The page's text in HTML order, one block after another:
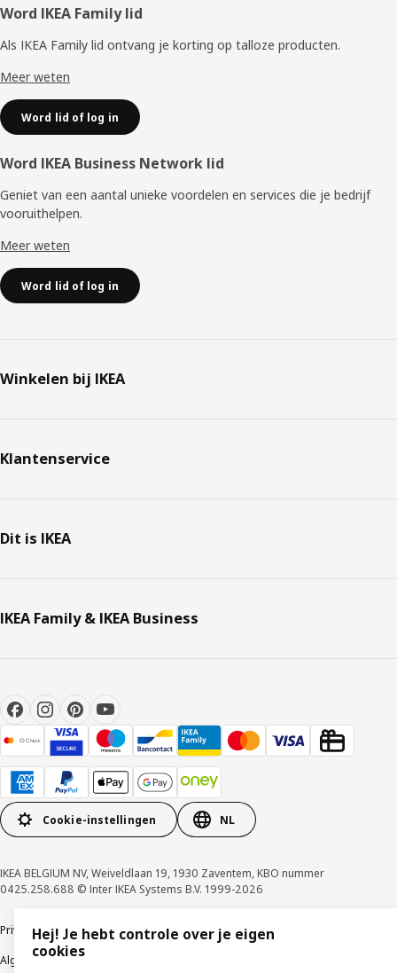
Voettekst
Word IKEA Family lid
Als IKEA Family lid ontvang je korting op talloze producten.
Meer weten
Word lid of log in
Word IKEA Business Network lid
Geniet van een aantal unieke voordelen en services die je bedrijf
vooruithelpen. ​
Meer weten
Word lid of log in
Winkelen bij IKEA
Klantenservice
Dit is IKEA
IKEA Family & IKEA Business
Cookie-instellingen NL
IKEA BELGIUM NV, Weiveldlaan 19, 1930 Zaventem, KBO nummer
0425.258.688 © Inter IKEA Systems B.V. 1999-2026
PrivacybeleidCookiebeleidGebruiksvoorwaarden
Algemene contractvoorwaarden
Hej! Je hebt controle over je eigen
cookies